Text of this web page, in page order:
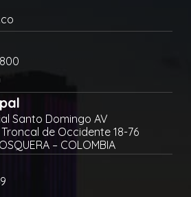
Santo Domingo AV
de Occidente 18-76
– COLOMBIA